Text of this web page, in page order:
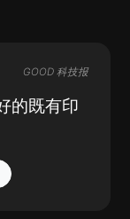
GOOD 科技报
的既有印